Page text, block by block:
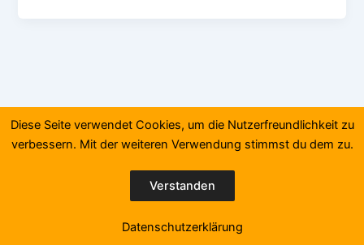
Copyright © 2026 | Präsentiert vonAstra-WordPress-Theme
Diese Seite verwendet Cookies, um die Nutzerfreundlichkeit zu
verbessern. Mit der weiteren Verwendung stimmst du dem zu.
Verstanden
Datenschutzerklärung